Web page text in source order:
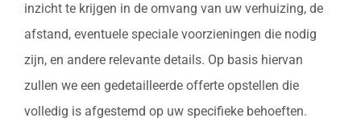
inzicht te krijgen in de omvang van uw verhuizing, de
afstand, eventuele speciale voorzieningen die nodig
zijn, en andere relevante details. Op basis hiervan
zullen we een gedetailleerde offerte opstellen die
volledig is afgestemd op uw specifieke behoeften.